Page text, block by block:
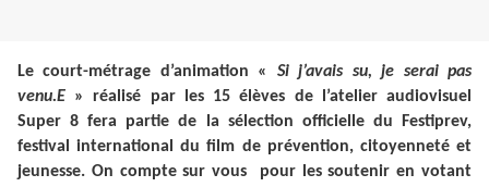
Le court-métrage d’animation « Si j’avais su, je serai pas
venu.E » réalisé par les 15 élèves de l’atelier audiovisuel
Super 8 fera partie de la sélection officielle du Festiprev,
festival international du film de prévention, citoyenneté et
jeunesse. On compte sur vous pour les soutenir en votant